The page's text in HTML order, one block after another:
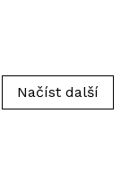
Načíst další